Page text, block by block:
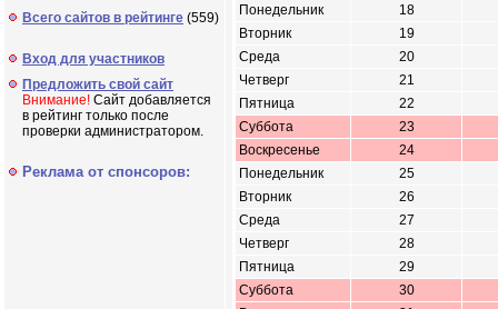
Всего сайтов в рейтинге (559)
Вход для участников
Предложить свой сайт
Внимание! Сайт добавляется
в рейтинг только после
проверки администратором.
Реклама от спонсоров:
Понедельник
18
Вторник
19
Среда
20
Четверг
21
Пятница
22
Суббота
23
Воскресенье
24
Понедельник
25
Вторник
26
Среда
27
Четверг
28
Пятница
29
Суббота
30